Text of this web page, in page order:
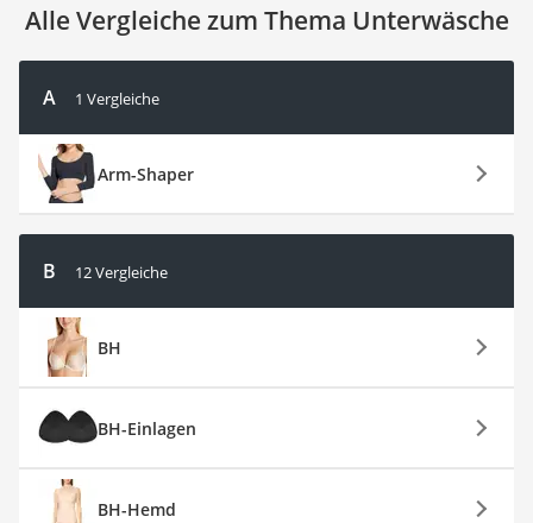
Alle Vergleiche zum Thema Unterwäsche
A 1 Vergleiche
Arm-Shaper
B 12 Vergleiche
BH
BH-Einlagen
BH-Hemd